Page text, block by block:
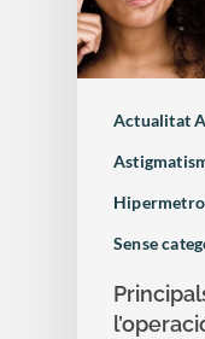
Actualitat
Sense